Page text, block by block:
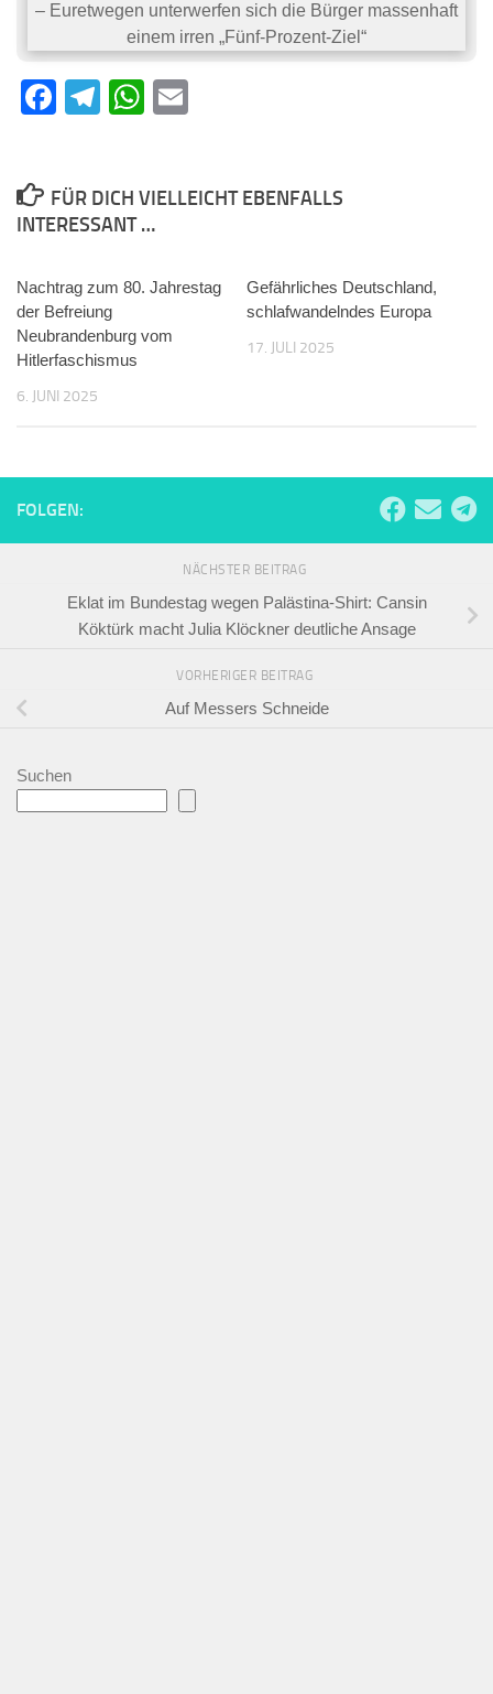
Facebook
Telegram
WhatsApp
FÜR DICH VIELLEICHT EBENFALLS
INTERESSANT …
Nachtrag zum 80. Jahrestag
der Befreiung
Neubrandenburg vom
Hitlerfaschismus
6. JUNI 2025
Gefährliches Deutschland,
schlafwandelndes Europa
17. JULI 2025
FOLGEN:
NÄCHSTER BEITRAG
Eklat im Bundestag wegen Palästina-Shirt: Cansin
Köktürk macht Julia Klöckner deutliche Ansage
VORHERIGER BEITRAG
Auf Messers Schneide
Suchen